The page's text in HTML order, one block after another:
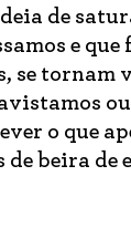
de
e que
se tornam
o que
de beira de